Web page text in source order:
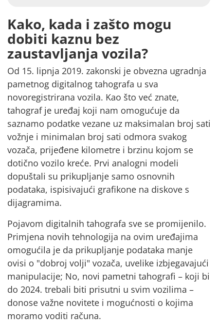
Kako, kada i zašto mogu
dobiti kaznu bez
zaustavljanja vozila?
Od 15. lipnja 2019. zakonski je obvezna ugradnja
pametnog digitalnog tahografa u sva
novoregistrirana vozila. Kao što već znate,
tahograf je uređaj koji nam omogućuje da
saznamo podatke vezane uz maksimalan broj sati
vožnje i minimalan broj sati odmora svakog
vozača, prijeđene kilometre i brzinu kojom se
dotično vozilo kreće. Prvi analogni modeli
dopuštali su prikupljanje samo osnovnih
podataka, ispisivajući grafikone na diskove s
dijagramima.
Pojavom digitalnih tahografa sve se promijenilo.
Primjena novih tehnologija na ovim uređajima
omogućila je da prikupljanje podataka manje
ovisi o "dobroj volji" vozača, uvelike izbjegavajući
manipulacije; No, novi pametni tahografi – koji bi
do 2024. trebali biti prisutni u svim vozilima –
donose važne novitete i mogućnosti o kojima
moramo voditi računa.